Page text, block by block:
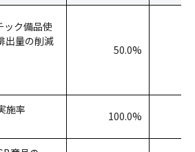
ック備品使
出量の削減
50.0%
施率
100.0%